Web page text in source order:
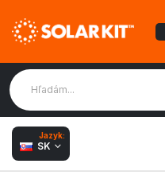
Jazyk:
SK